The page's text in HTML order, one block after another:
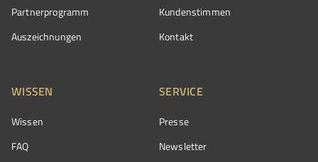
Partnerprogramm
Auszeichnungen
Kundenstimmen
Kontakt
WISSEN
Wissen
FAQ
SERVICE
Presse
Newsletter